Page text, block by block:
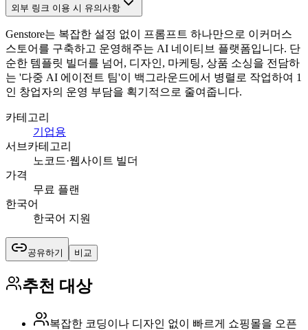
외부 링크 이용 시 유의사항
Genstore는 복잡한 설정 없이 프롬프트 하나만으로 이커머스
스토어를 구축하고 운영해주는 AI 네이티브 플랫폼입니다. 단
순한 템플릿 빌더를 넘어, 디자인, 마케팅, 상품 소싱을 전담하
는 '다중 AI 에이전트 팀'이 백그라운드에서 병렬로 작업하여 1
인 창업자의 운영 부담을 획기적으로 줄여줍니다.
카테고리
기업용
서브카테고리
노코드·웹사이트 빌더
가격
무료 플랜
한국어
한국어 지원
공유하기 비교
추천 대상
복잡한 코딩이나 디자인 없이 빠르게 쇼핑몰을 오픈